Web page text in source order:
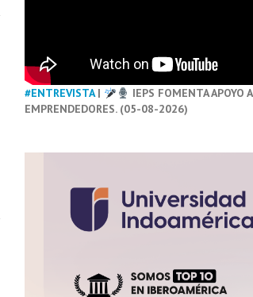
#ENTREVISTA|
IEPS FOMENTA APOYO A
EMPRENDEDORES. (05-08-2026)